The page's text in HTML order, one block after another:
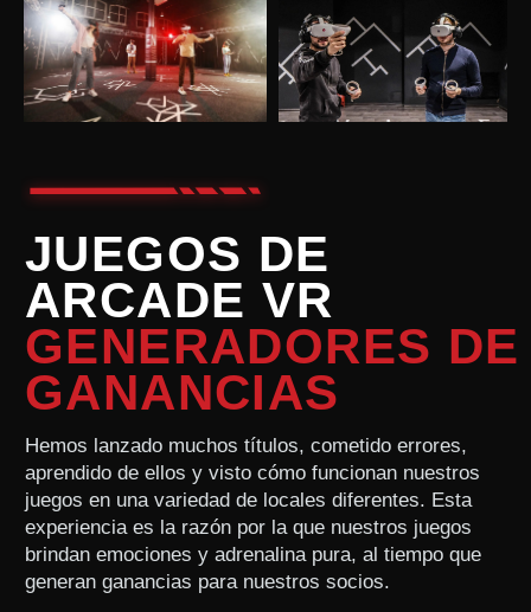
sales@anviovr.com
www.anvio.com
© 2017-2026 ANVIO LLC | TODOS LOS DERECHOS
Política de Privacidad
Política de Cookies
Reglas Generales para la Prestación de Servicios
Juegos
VR eSport
FAQ
Especificaciones
Programa de Socios